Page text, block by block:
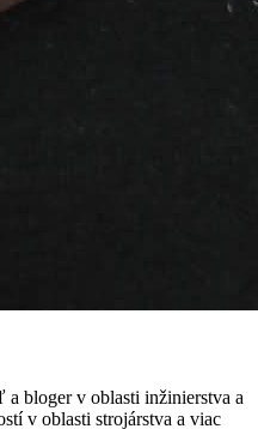
bloger v oblasti inžinierstva a
v oblasti strojárstva a viac